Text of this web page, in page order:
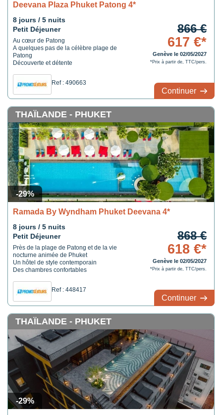
Deevana Plaza Phuket Patong 4*
8 jours / 5 nuits
Petit Déjeuner
Au cœur de Patong
A quelques pas de la célèbre plage de
Patong
Découverte et détente
Ref : 490663
866 €
617 €*
Genève le 02/05/2027
*Prix à partir de, TTC/pers.
Continuer
-29%
THAÏLANDE - PHUKET
Ramada By Wyndham Phuket Deevana 4*
8 jours / 5 nuits
Petit Déjeuner
Près de la plage de Patong et de la vie
nocturne animée de Phuket
Un hôtel de style contemporain
Des chambres confortables
Ref : 448417
868 €
618 €*
Genève le 02/05/2027
*Prix à partir de, TTC/pers.
Continuer
-29%
THAÏLANDE - PHUKET